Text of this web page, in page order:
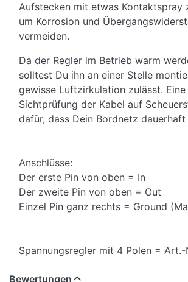
Aufstecken mit etwas Kontaktspray
um Korrosion und
vermeiden.
Da der Regler im Betrieb warm
solltest Du ihn an einer Stelle
gewisse Luftzirkulation zulässt.
Sichtprüfung der Kabel auf
dafür, dass Dein Bordnetz
Anschlüsse:
Der erste Pin von oben = In
Der zweite Pin von oben = Out
Einzel Pin ganz rechts = Ground
Spannungsregler mit 4 Polen = Art.-
Bewertungen